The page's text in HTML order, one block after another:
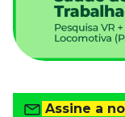
Tudo para
Imprensa
VR na Imprensa
Cursos
Assine a